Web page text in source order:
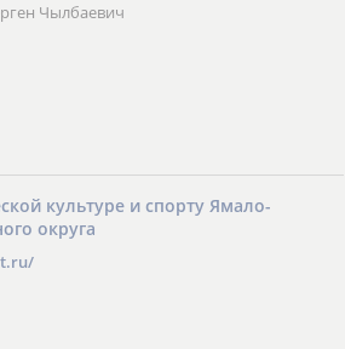
Чылбаевич
культуре и спорту Ямало-
округа